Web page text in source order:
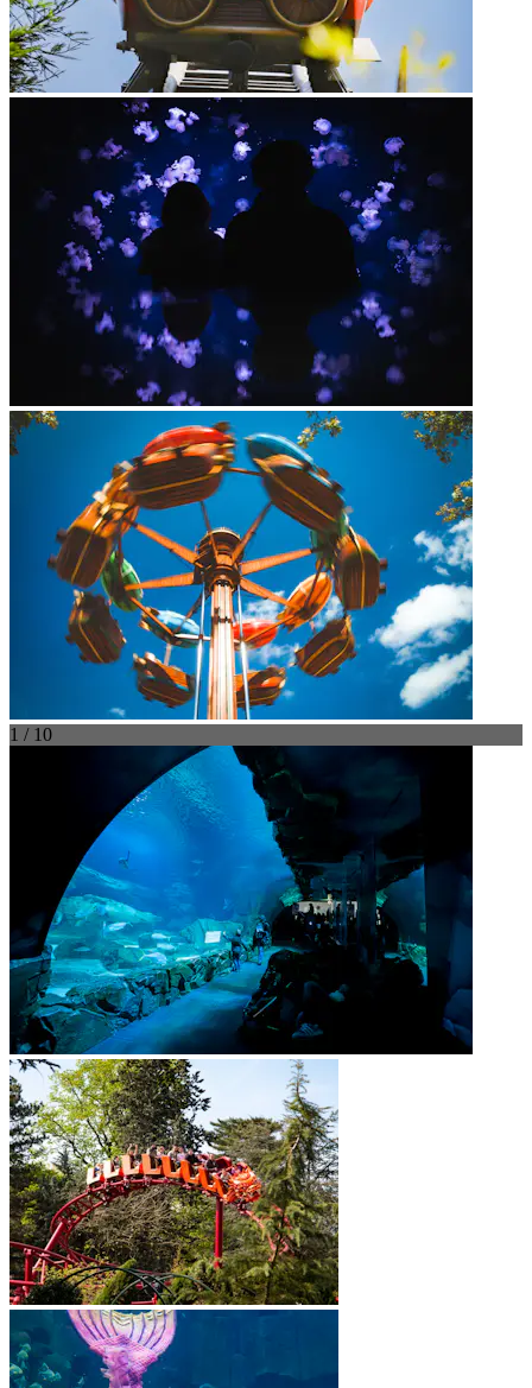
1 / 10